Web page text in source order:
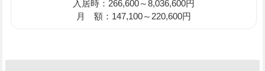
入居時：266,600～8,036,600円
月 額：147,100～220,600円